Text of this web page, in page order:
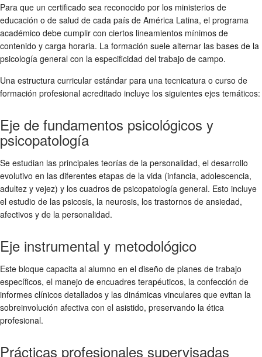
Para que un certificado sea reconocido por los ministerios de
educación o de salud de cada país de América Latina, el programa
académico debe cumplir con ciertos lineamientos mínimos de
contenido y carga horaria. La formación suele alternar las bases de la
psicología general con la especificidad del trabajo de campo.
Una estructura curricular estándar para una tecnicatura o curso de
formación profesional acreditado incluye los siguientes ejes temáticos:
Eje de fundamentos psicológicos y
psicopatología
Se estudian las principales teorías de la personalidad, el desarrollo
evolutivo en las diferentes etapas de la vida (infancia, adolescencia,
adultez y vejez) y los cuadros de psicopatología general. Esto incluye
el estudio de las psicosis, la neurosis, los trastornos de ansiedad,
afectivos y de la personalidad.
Eje instrumental y metodológico
Este bloque capacita al alumno en el diseño de planes de trabajo
específicos, el manejo de encuadres terapéuticos, la confección de
informes clínicos detallados y las dinámicas vinculares que evitan la
sobreinvolución afectiva con el asistido, preservando la ética
profesional.
Prácticas profesionales supervisadas